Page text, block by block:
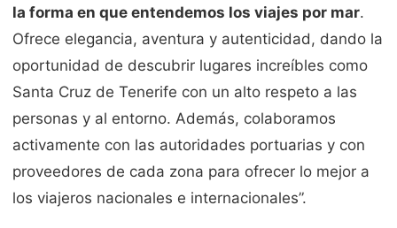
la forma en que entendemos los viajes por mar.
Ofrece elegancia, aventura y autenticidad, dando la
oportunidad de descubrir lugares increíbles como
Santa Cruz de Tenerife con un alto respeto a las
personas y al entorno. Además, colaboramos
activamente con las autoridades portuarias y con
proveedores de cada zona para ofrecer lo mejor a
los viajeros nacionales e internacionales”.